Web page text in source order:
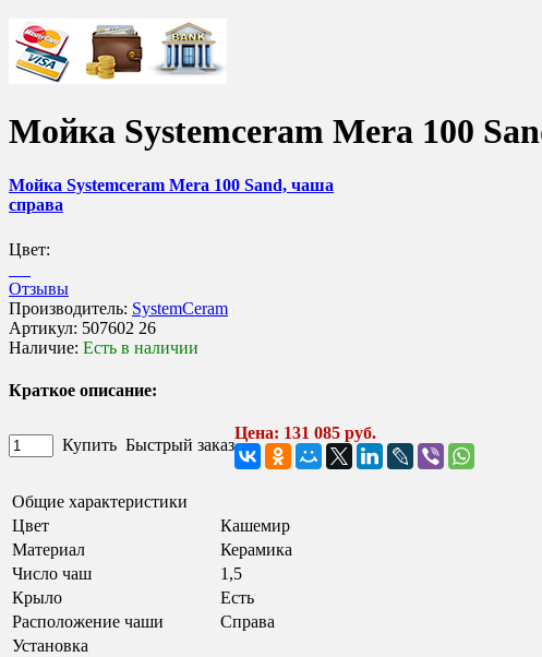
Мойка Systemceram Mera 100
Мойка Systemceram Mera 100 Sand, чаша
справа
Цвет:
Отзывы
Производитель: SystemCeram
Артикул: 507602 26
Наличие: Есть в наличии
Краткое описание:
Цена: 131 085 руб.
Купить Быстрый заказ
Общие характеристики
Цвет
Кашемир
Материал
Керамика
Число чаш
1,5
Крыло
Есть
Расположение чаши
Справа
Установка